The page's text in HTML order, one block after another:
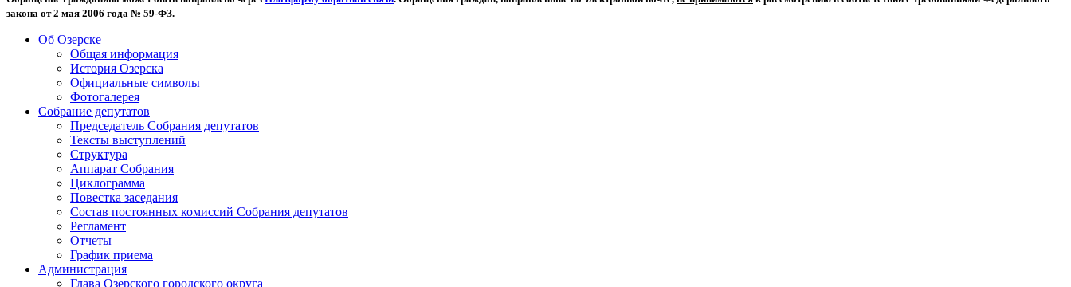
закона от 2 мая 2006 года № 59-ФЗ.
Об Озерске
Общая информация
История Озерска
Официальные символы
Фотогалерея
Собрание депутатов
Председатель Собрания депутатов
Тексты выступлений
Структура
Аппарат Собрания
Циклограмма
Повестка заседания
Состав постоянных комиссий Собрания депутатов
Регламент
Отчеты
График приема
Администрация
Глава Озерского городского округа